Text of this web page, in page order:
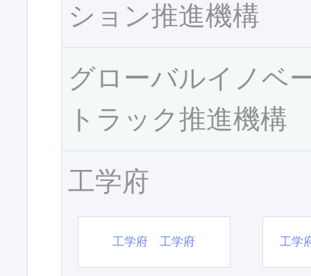
ション推進機構
グローバルイノベ
トラック推進機構
工学府
工学府 工学府 工学